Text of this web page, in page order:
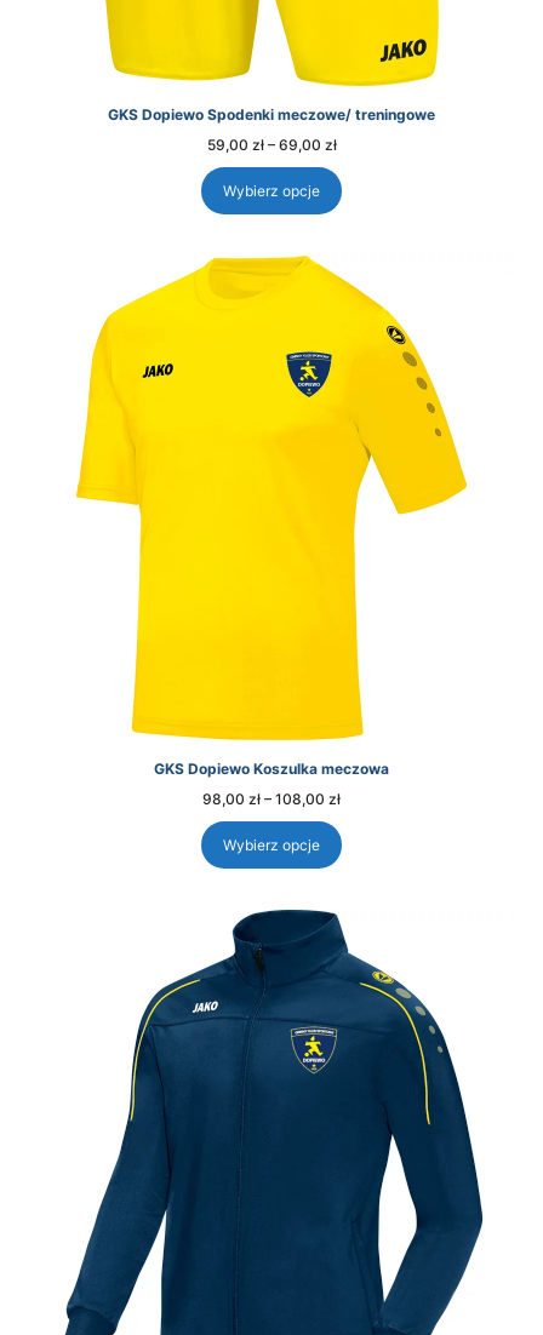
GKS Dopiewo Spodenki meczowe/ treningowe
59,00 zł – 69,00 złZakres
od
59,00 zł
do
Wybierz opcje
GKS Dopiewo Koszulka meczowa
98,00 zł – 108,00 złZakres
98,00 zł
do
Wybierz opcje